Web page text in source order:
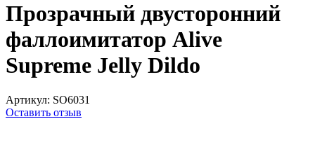
Прозрачный двусторонний
фаллоимитатор Alive
Supreme Jelly Dildo
Артикул: SO6031
Оставить отзыв